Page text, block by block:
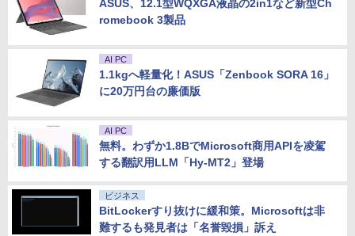
ASUS、12.1型WQXGA液晶の2in1など新型Ch
romebook 3製品
AI PC
1.1kgへ軽量化！ASUS「Zenbook SORA 16」
に20万円台の廉価版
AI PC
無料。わずか1.8BでMicrosoft商用APIを凌駕
する翻訳用LLM「Hy-MT2」登場
ビジネス
BitLockerすり抜けに緩和策。Microsoftは非
難するも発見者は「名誉毀損」訴え